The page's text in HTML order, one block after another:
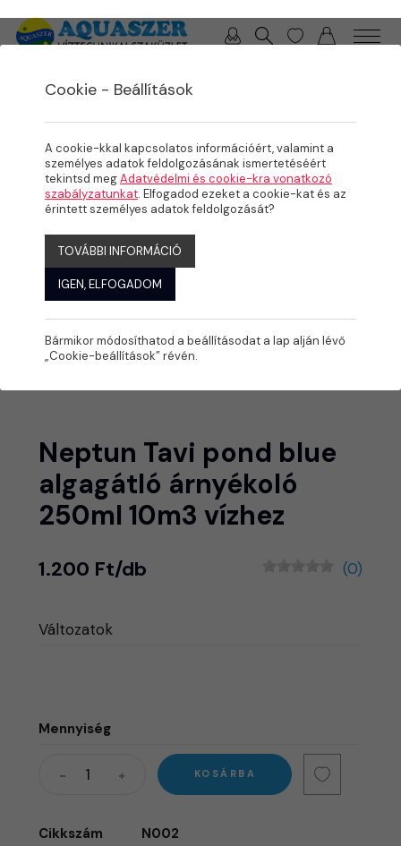
Neptun Tavi pond blue
algagátló árnyékoló
250ml 10m3 vízhez
1.200 Ft/db (0)
Változatok
Mennyiség
KOSÁRBA
Cikkszám
N002
Cookie - Beállítások
A cookie-kkal kapcsolatos információért, valamint a
személyes adatok feldolgozásának ismertetéséért
tekintsd megAdatvédelmi és cookie-kra vonatkozó
szabályzatunkat. Elfogadod ezeket a cookie-kat és az
érintett személyes adatok feldolgozását?
TOVÁBBI INFORMÁCIÓ
IGEN, ELFOGADOM
Bármikor módosíthatod a beállításodat a lap alján lévő
„Cookie-beállítások” révén.